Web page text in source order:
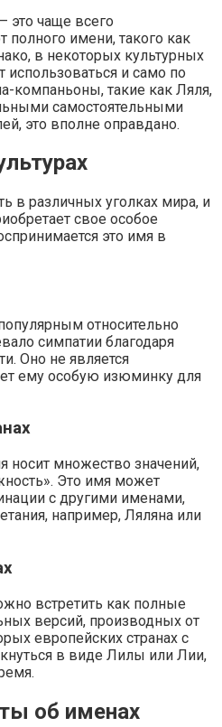
это чаще всего
имени, такого как
в некоторых культурных
использоваться и само по
компаньоны, такие как Ляля,
самостоятельными
это вполне оправдано.
в различных уголках мира, и
свое особое
это имя в
относительно
симпатии благодаря
Оно не является
ему особую изюминку для
носит множество значений,
Это имя может
с другими именами,
например, Ляляна или
встретить как полные
версий, производных от
европейских странах с
в виде Лилы или Лии,
об именах